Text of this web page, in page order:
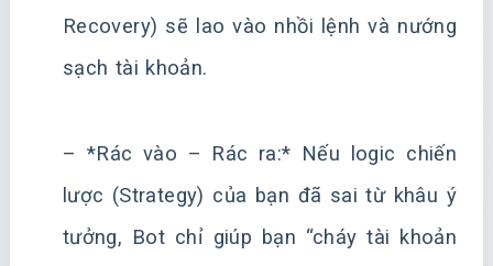
Recovery) sẽ lao vào nhồi lệnh và nướng
sạch tài khoản.
– *Rác vào – Rác ra:* Nếu logic chiến
lược (Strategy) của bạn đã sai từ khâu ý
tưởng, Bot chỉ giúp bạn “cháy tài khoản